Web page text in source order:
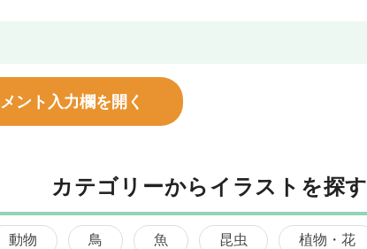
ント入力欄を開く
カテゴリーからイラストを探す
動物 鳥 魚 昆虫 植物・花